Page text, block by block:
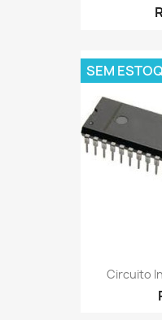
Circuito
SEM